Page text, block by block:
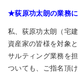
★荻原功太朗の業務
私、荻原功太朗（宅
資産家の皆様を対象
サルティング業務を
ついても、ご指名頂